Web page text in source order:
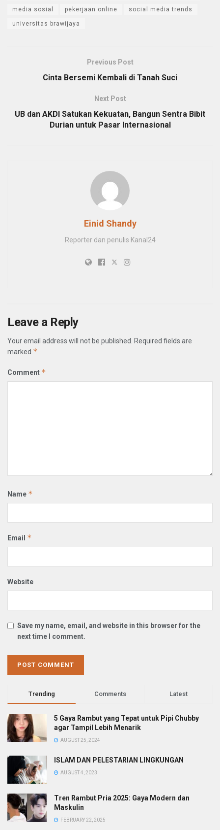
media sosial pekerjaan online social media trends
universitas brawijaya
Previous Post
Cinta Bersemi Kembali di Tanah Suci
Next Post
UB dan AKDI Satukan Kekuatan, Bangun Sentra Bibit
Durian untuk Pasar Internasional
Einid Shandy
Reporter dan penulis Kanal24
Leave a Reply
Your email address will not be published. Required fields are
marked *
Comment *
Name *
Email *
Website
Save my name, email, and website in this browser for the
next time I comment.
Trending Comments Latest
5 Gaya Rambut yang Tepat untuk Pipi Chubby
agar Tampil Lebih Menarik
AUGUST 25, 2024
ISLAM DAN PELESTARIAN LINGKUNGAN
AUGUST 4, 2023
Tren Rambut Pria 2025: Gaya Modern dan
Maskulin
FEBRUARY 22, 2025